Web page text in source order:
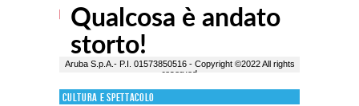
Cultura e Spettacolo